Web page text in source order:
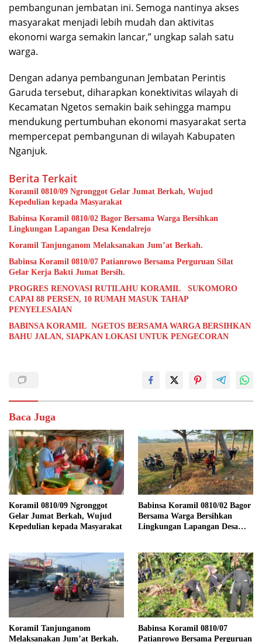
pembangunan jembatan ini. Semoga nantinya akses
masyarakat menjadi lebih mudah dan aktivitas
ekonomi warga semakin lancar,” ungkap salah satu
warga.
Dengan adanya pembangunan Jembatan Perintis
Garuda tersebut, diharapkan konektivitas wilayah di
Kecamatan Ngetos semakin baik sehingga mampu
mendukung pertumbuhan ekonomi masyarakat serta
mempercepat pembangunan di wilayah Kabupaten
Nganjuk.
Berita Terkait
Koramil 0810/09 Ngronggot Gelar Jumat Berkah, Wujud
Kepedulian kepada Masyarakat
Babinsa Koramil 0810/02 Bagor Bersama Warga Bersihkan
Lingkungan Lapangan Desa Kendalrejo
Koramil Tanjunganom Melaksanakan Jum’at Berkah.
Babinsa Koramil 0810/07 Patianrowo Bersama Perguruan Silat
Gelar Kerja Bakti Jumat Bersih.
PROGRES RENOVASI RUTILAHU KORAMIL SUKOMORO
CAPAI 88 PERSEN, 10 RUMAH MASUK TAHAP
PENYELESAIAN
BABINSA KORAMIL NGETOS BERSAMA WARGA BERSIHKAN
BAHU JALAN, SIAPKAN LOKASI UNTUK PENGECORAN
Baca Juga
Koramil 0810/09 Ngronggot
Gelar Jumat Berkah, Wujud
Kepedulian kepada Masyarakat
Babinsa Koramil 0810/02 Bagor
Bersama Warga Bersihkan
Lingkungan Lapangan Desa
Koramil Tanjunganom
Melaksanakan Jum’at Berkah.
Babinsa Koramil 0810/07
Patianrowo Bersama Perguruan